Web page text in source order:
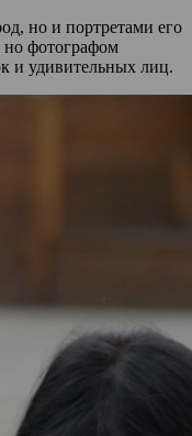
но и портретами его
фотографом
и удивительных лиц.